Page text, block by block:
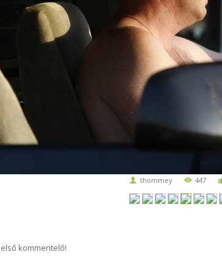
thommey 447
kommentelő!